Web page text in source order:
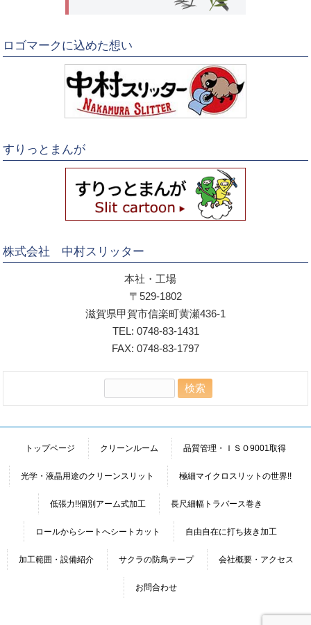
ロゴマークに込めた想い
すりっとまんが
株式会社 中村スリッター
本社・工場
〒529-1802
滋賀県甲賀市信楽町黄瀬436-1
TEL: 0748-83-1431
FAX: 0748-83-1797
トップページ クリーンルーム 品質管理・ＩＳＯ9001取得
光学・液晶用途のクリーンスリット 極細マイクロスリットの世界!!
低張力!!個別アーム式加工 長尺細幅トラバース巻き
ロールからシートへシートカット 自由自在に打ち抜き加工
加工範囲・設備紹介 サクラの防鳥テープ 会社概要・アクセス
お問合わせ